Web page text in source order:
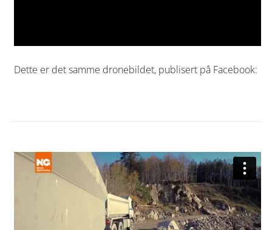
Dette er det samme dronebildet, publisert på Facebook: